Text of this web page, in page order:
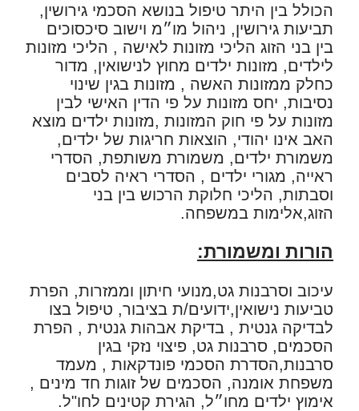
הכולל בין היתר טיפול בנושא הסכמי גירושין,
תביעות גירושין, ניהול מו״מ וישוב סיכסוכים
בין בני הזוג הליכי מזונות לאישה , הליכי מזונות
לילדים, מזונות ילדים מחוץ לנישואין, מדור
כחלק ממזונות האשה , מזונות בגין שינוי
נסיבות, יחס מזונות על פי הדין האישי לבין
מזונות על פי חוק המזונות ,מזונות ילדים מוצא
האב אינו יהודי, הוצאות חריגות של ילדים,
משמורת ילדים, משמורת משותפת, הסדרי
ראייה, מגורי ילדים , הסדרי ראיה לסבים
וסבתות, הליכי חלוקת הרכוש בין בני
הזוג,אלימות במשפחה.
הורות ומשמורת:
עיכוב וסרבנות גט,מנועי חיתון וממזרות, הפרת
טביעות נישואין,ידועים/ת בציבור, טיפול בצו
לבדיקה גנטית , בדיקת אבהות גנטית , הפרת
הסכמים, סרבנות גט, פיצוי נזקי בגין
סרבנות,הסדרת הסכמי פונדקאות , מעמד
משפחת אומנה, הסכמים של זוגות חד מינים ,
אימוץ ילדים מחו״ל, הגירת קטינים לחו"ל.